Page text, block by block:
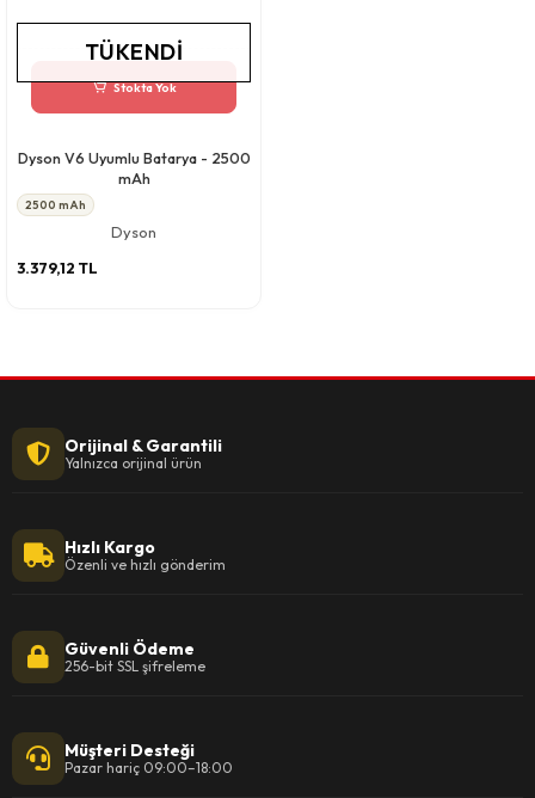
Stokta Yok
TÜKENDI
Dyson V6 Uyumlu Batarya - 2500
mAh
2500 mAh
Dyson
3.379,12 TL
Orijinal & Garantili
Yalnızca orijinal ürün
Hızlı Kargo
Özenli ve hızlı gönderim
Güvenli Ödeme
256-bit SSL şifreleme
Müşteri Desteği
Pazar hariç 09:00–18:00